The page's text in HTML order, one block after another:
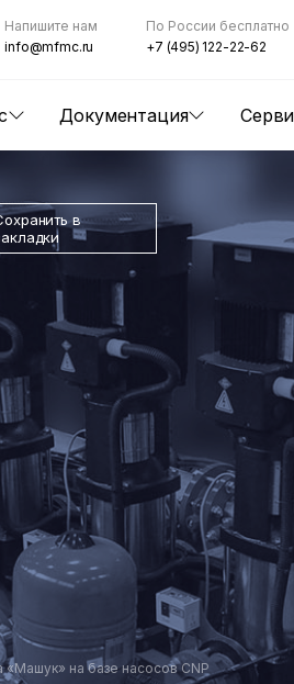
Документация
Напишите нам
info@mfmc.ru
По России бесплатно
+7 (495) 122-22-62
в
на базе насосов CNP